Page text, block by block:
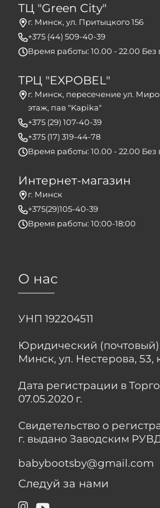
ТЦ "Green City"
г. Минск, ул. Притыцкого 156
+375 (44) 509-40-39
Время работы: 10.00 - 22.00 Без
ТРЦ "EXPOBEL"
г. Минск, пересечение ул.
этаж, пав "Kapika"
+375 (29) 107-40-39
+375 (17) 319-44-78
Время работы: 10.00 - 22.00 Без
Интернет-магазин
г. Минск
+375(29)105-40-39
Время работы: 10:00-18:00
О нас
УНП 192204511
Юридический (почтовый)
Минск, ул. Нестерова, 53,
Дата регистрации в
07.05.2020 г.
Свидетельство о
г. выдано Заводским
babybootsby@gmail.com
Следуй за нами
Instagram
YouTube